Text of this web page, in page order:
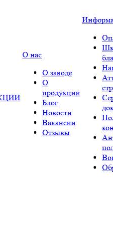
О нас
О заводе
О
продукции
Блог
Новости
Вакансии
Отзывы